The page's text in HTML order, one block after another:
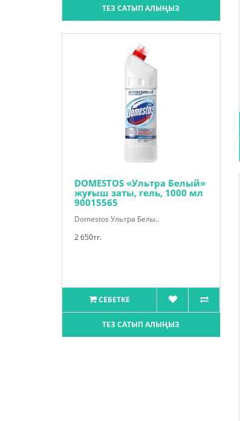
ТЕЗ САТЫП АЛЫҢЫЗ
DOMESTOS «Ультра Белый»
жуғыш заты, гель, 1000 мл
90015565
Domestos Ультра Белы..
2 650тг.
СЕБЕТКЕ
ТЕЗ САТЫП АЛЫҢЫЗ